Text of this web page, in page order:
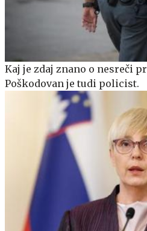
Kaj je zdaj znano o nesreči
Poškodovan je tudi policist.